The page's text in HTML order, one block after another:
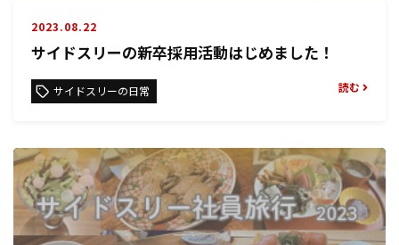
2023.08.22
サイドスリーの新卒採用活動はじめました！
サイドスリーの日常 読む